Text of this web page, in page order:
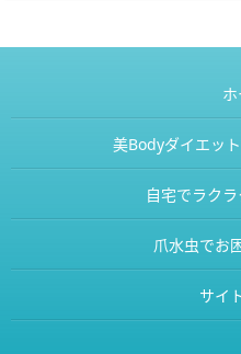
美Bodyダイエッ
自宅でラク
爪水虫でお
サイ